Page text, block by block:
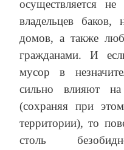
осуществляется
владельцев
домов, а также
гражданами. И
мусор в
сильно влияют
(сохраняя при
территории), то
столь